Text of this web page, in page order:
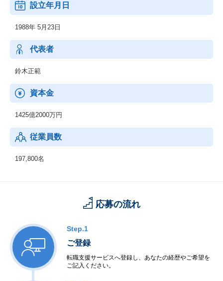
顧客の経営上の問題点に係わる調査・分析、情報処理システムの
設立年月日
1988年 5月23日
代表者
鈴木正範
資本金
1425億2000万円
従業員数
197,800名
応募の流れ
Step.1
ご登録
転職支援サービスへ登録し、あなたの経歴やご希望を
ご記入ください。